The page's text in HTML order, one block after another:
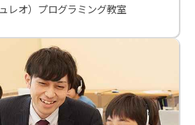
レオ）プログラミング教室